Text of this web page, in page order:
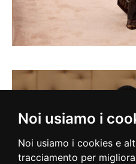
Noi usiamo i
Noi usiamo i cookies e
tracciamento per